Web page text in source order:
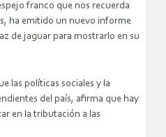
franco que nos recuerda
ha emitido un nuevo informe
de jaguar para mostrarlo en su
las políticas sociales y la
del país, afirma que hay
en la tributación a las